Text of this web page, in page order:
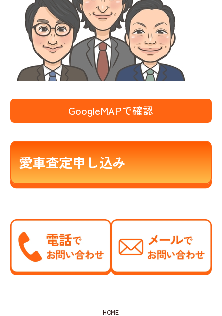
GoogleMAPで確認
愛車査定申し込み
HOME